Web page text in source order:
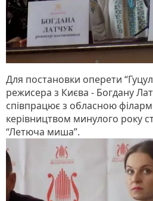
Для постановки оперети
режисера з Києва - Богдану
співпрацює з обласною
керівництвом минулого року
“Летюча миша”.